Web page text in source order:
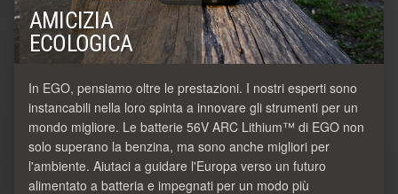
AMICIZIA
ECOLOGICA
In EGO, pensiamo oltre le prestazioni. I nostri esperti sono
instancabili nella loro spinta a innovare gli strumenti per un
mondo migliore. Le batterie 56V ARC Lithium™ di EGO non
solo superano la benzina, ma sono anche migliori per
l'ambiente. Aiutaci a guidare l'Europa verso un futuro
alimentato a batteria e impegnati per un modo più